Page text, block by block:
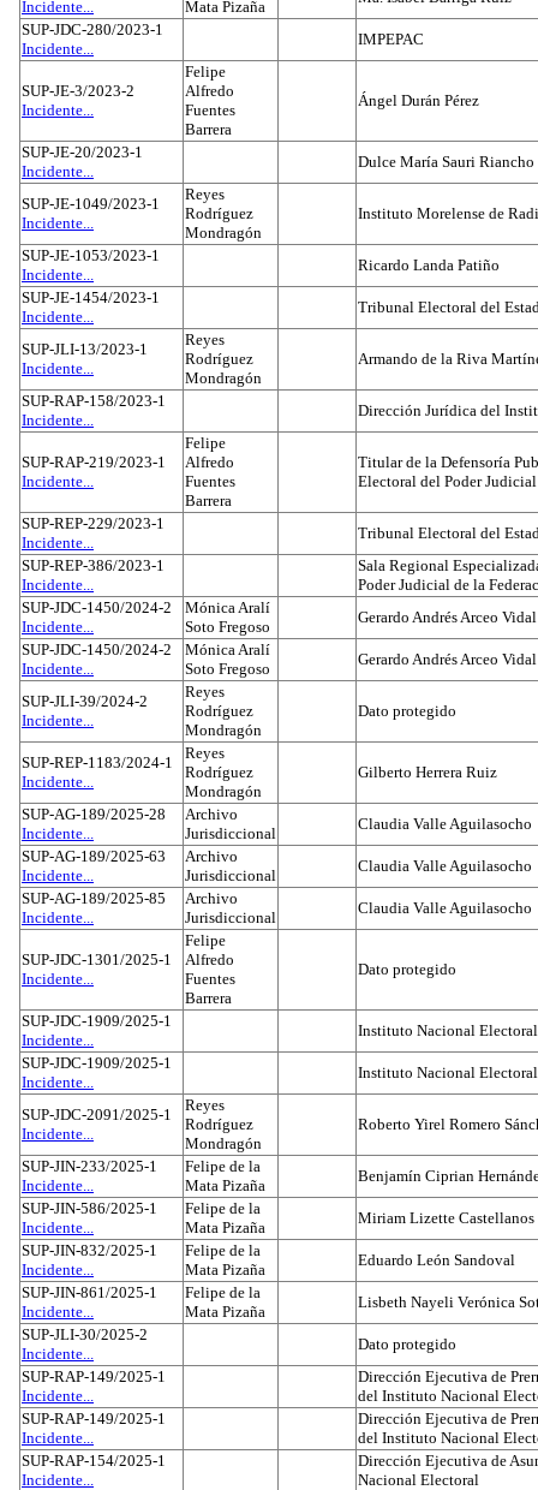
Incidente...
Mata Pizaña
SUP-JDC-280/2023-1
Incidente...
IMPEPAC
SUP-JE-3/2023-2
Incidente...
Felipe
Alfredo
Fuentes
Barrera
Ángel Durán Pérez
SUP-JE-20/2023-1
Incidente...
Dulce María Sauri
SUP-JE-1049/2023-1
Incidente...
Reyes
Rodríguez
Mondragón
Instituto Morelense de
SUP-JE-1053/2023-1
Incidente...
Ricardo Landa Patiño
SUP-JE-1454/2023-1
Incidente...
Tribunal Electoral del
SUP-JLI-13/2023-1
Incidente...
Reyes
Rodríguez
Mondragón
Armando de la Riva
SUP-RAP-158/2023-1
Incidente...
Dirección Jurídica del
SUP-RAP-219/2023-1
Incidente...
Felipe
Alfredo
Fuentes
Barrera
Titular de la Defensoría
Electoral del Poder
SUP-REP-229/2023-1
Incidente...
Tribunal Electoral del
SUP-REP-386/2023-1
Incidente...
Sala Regional
Poder Judicial de la
SUP-JDC-1450/2024-2
Incidente...
Mónica Aralí
Soto Fregoso
Gerardo Andrés Arceo Vidal
SUP-JDC-1450/2024-2
Incidente...
Mónica Aralí
Soto Fregoso
Gerardo Andrés Arceo Vidal
SUP-JLI-39/2024-2
Incidente...
Reyes
Rodríguez
Mondragón
Dato protegido
SUP-REP-1183/2024-1
Incidente...
Reyes
Rodríguez
Mondragón
Gilberto Herrera Ruiz
SUP-AG-189/2025-28
Incidente...
Archivo
Jurisdiccional
Claudia Valle Aguilasocho
SUP-AG-189/2025-63
Incidente...
Archivo
Jurisdiccional
Claudia Valle Aguilasocho
SUP-AG-189/2025-85
Incidente...
Archivo
Jurisdiccional
Claudia Valle Aguilasocho
SUP-JDC-1301/2025-1
Incidente...
Felipe
Alfredo
Fuentes
Barrera
Dato protegido
SUP-JDC-1909/2025-1
Incidente...
Instituto Nacional Electoral
SUP-JDC-1909/2025-1
Incidente...
Instituto Nacional Electoral
SUP-JDC-2091/2025-1
Incidente...
Reyes
Rodríguez
Mondragón
Roberto Yirel Romero
SUP-JIN-233/2025-1
Incidente...
Felipe de la
Mata Pizaña
Benjamín Ciprian
SUP-JIN-586/2025-1
Incidente...
Felipe de la
Mata Pizaña
Miriam Lizette Castellanos
SUP-JIN-832/2025-1
Incidente...
Felipe de la
Mata Pizaña
Eduardo León Sandoval
SUP-JIN-861/2025-1
Incidente...
Felipe de la
Mata Pizaña
Lisbeth Nayeli Verónica
SUP-JLI-30/2025-2
Incidente...
Dato protegido
SUP-RAP-149/2025-1
Incidente...
Dirección Ejecutiva de
del Instituto Nacional
SUP-RAP-149/2025-1
Incidente...
Dirección Ejecutiva de
del Instituto Nacional
SUP-RAP-154/2025-1
Incidente...
Dirección Ejecutiva de
Nacional Electoral